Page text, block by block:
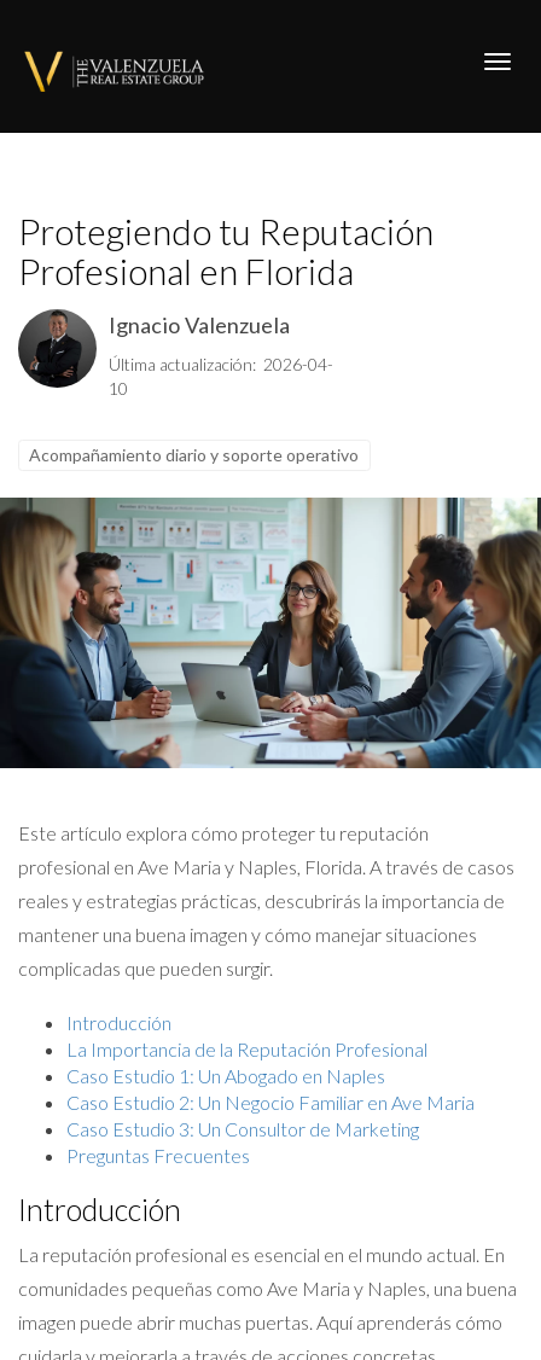
Protegiendo tu Reputación
Profesional en Florida
Ignacio Valenzuela
Última actualización: 2026-04-
10
Acompañamiento diario y soporte operativo
Este artículo explora cómo proteger tu reputación
profesional en Ave Maria y Naples, Florida. A través de casos
reales y estrategias prácticas, descubrirás la importancia de
mantener una buena imagen y cómo manejar situaciones
complicadas que pueden surgir.
Introducción
La Importancia de la Reputación Profesional
Caso Estudio 1: Un Abogado en Naples
Caso Estudio 2: Un Negocio Familiar en Ave Maria
Caso Estudio 3: Un Consultor de Marketing
Preguntas Frecuentes
Introducción
La reputación profesional es esencial en el mundo actual. En
comunidades pequeñas como Ave Maria y Naples, una buena
imagen puede abrir muchas puertas. Aquí aprenderás cómo